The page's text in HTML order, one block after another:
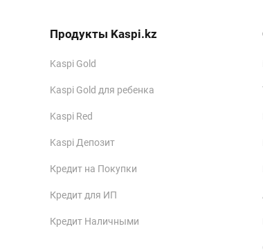
Продукты Kaspi.kz
Kaspi Gold
Kaspi Gold для ребенка
Kaspi Red
Kaspi Депозит
Кредит на Покупки
Кредит для ИП
Кредит Наличными